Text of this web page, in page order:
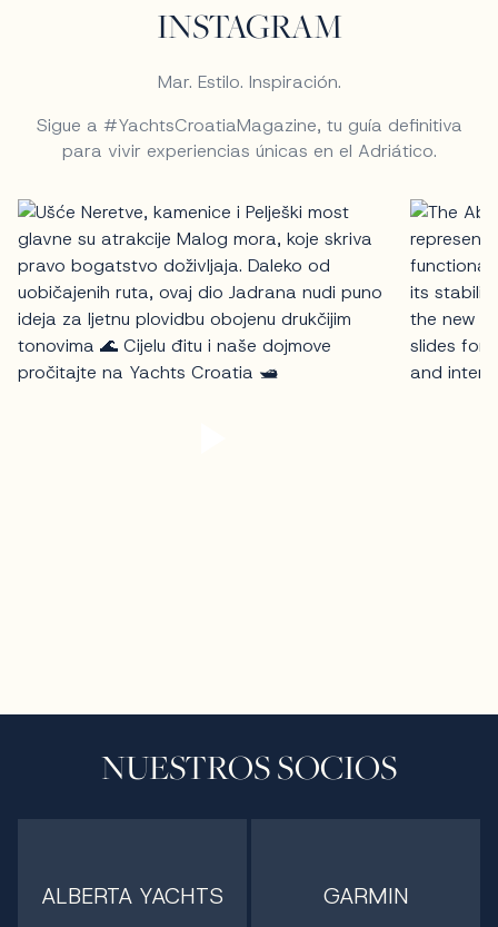
INSTAGRAM
Mar. Estilo. Inspiración.
Sigue a #YachtsCroatiaMagazine, tu guía definitiva
para vivir experiencias únicas en el Adriático.
NUESTROS SOCIOS
ALBERTA YACHTS GARMIN